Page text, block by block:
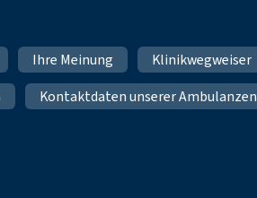
Ihre Meinung Klinikwegweiser
Kontaktdaten unserer Ambulanzen